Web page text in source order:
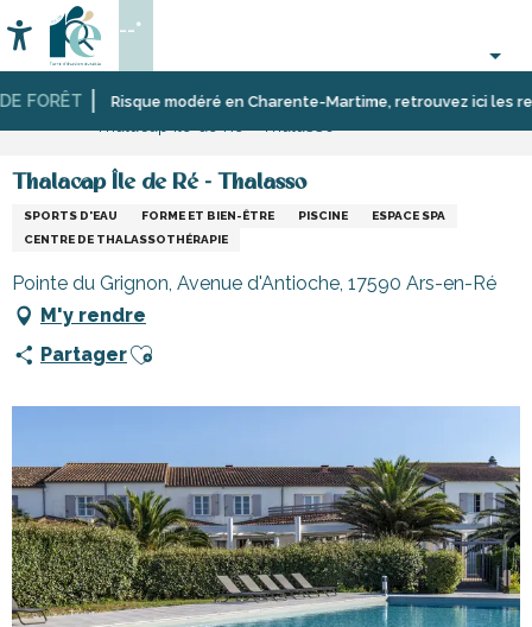
au
contenu
principal
Risque modéré en Charente-Martime, retrouvez ici les
Accessibilité
Recherche
--°
Accueil
Activités,
et
Sport Écoles,
Thalacap Île de Ré - Thalasso
SPORTS D'EAU FORME ET BIEN-ÊTRE PISCINE
ESPACE SPA
CENTRE DE THALASSOTHÉRAPIE
Pointe du Grignon, Avenue d'Antioche, 17590 Ars-en-Ré
M'y rendre
PartagerAjouter aux favoris